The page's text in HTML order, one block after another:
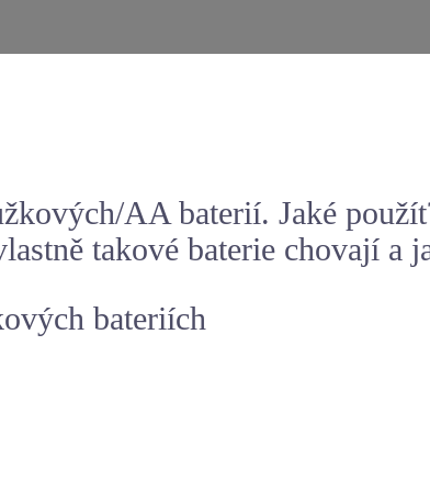
AA baterií. Jaké
takové baterie chovají a
bateriích